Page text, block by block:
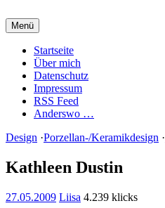
Inhalt
springen
Charming Quark
Menü
Startseite
Über mich
Datenschutz
Impressum
RSS Feed
Anderswo …
Design ·Porzellan-/Keramikdesign ·
Kathleen Dustin
27.05.2009 Liisa 4.239 klicks